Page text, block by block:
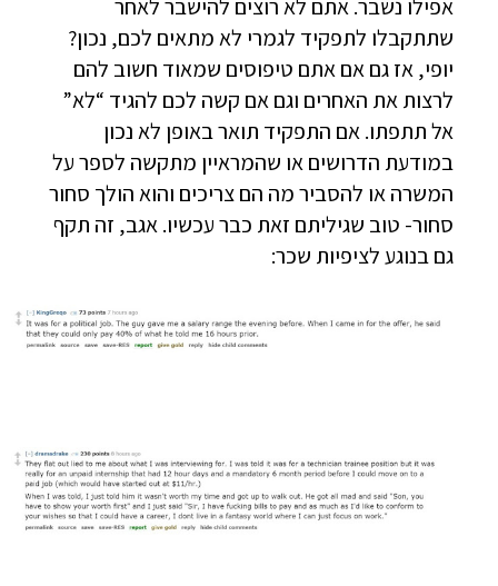
אפילו נשבר. אתם לא רוצים להישבר לאחר
שתתקבלו לתפקיד לגמרי לא מתאים לכם, נכון?
יופי, אז גם אם אתם טיפוסים שמאוד חשוב להם
לרצות את האחרים וגם אם קשה לכם להגיד “לא”
אל תתפתו. אם התפקיד תואר באופן לא נכון
במודעת הדרושים או שהמראיין מתקשה לספר על
המשרה או להסביר מה הם צריכים והוא הולך סחור
סחור- טוב שגיליתם זאת כבר עכשיו. אגב, זה תקף
גם בנוגע לציפיות שכר: